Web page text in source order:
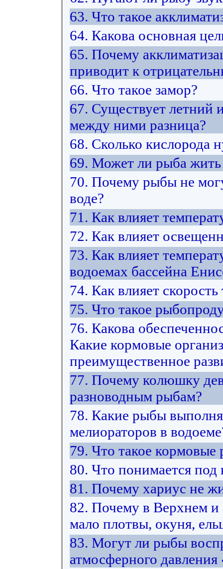
63. Что такое
64. Какова основная
65. Почему
приводит к
66. Что такое замор?
67. Существует летний
между ними разница?
68. Сколько кислорода
69. Может ли рыба жить
70. Почему рыбы не
воде?
71. Как влияет
72. Как влияет
73. Как влияет
водоемах бассейна
74. Как влияет
75. Что такое
76. Какова
Какие кормовые
преимущественное
77. Почему колюшку
разноводным рыбам?
78. Какие рыбы
мелиораторов в
79. Что такое кормовые
80. Что понимается под
81. Почему хариус не
82. Почему в Верхнем
мало плотвы, окуня,
83. Могут ли рыбы
атмосферного